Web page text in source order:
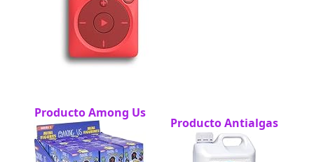
Producto Among Us
Producto Antialgas